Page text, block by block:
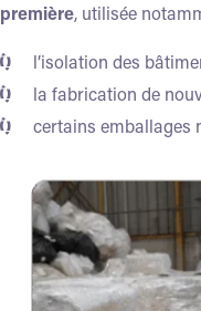
première, utilisée
l’isolation des
la fabrication de
certains emballages